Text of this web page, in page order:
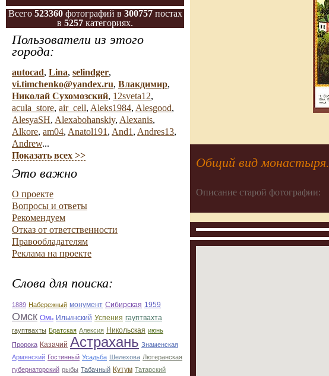
Всего 523360фотографий в 300757постах
в 5257 категориях.
Пользователи из этого
города:
autocad, Lina, selindger,
vi.timchenko@yandex.ru, Влакдимир,
Николай Сухомозский, 12sveta12,
acula_store, air_cell, Aleks1984, Alesgood,
AlesyaSH, Alexabohanskiy, Alexanis,
Alkore, am04, Anatol191 , And1 , Andres13,
Andrew...
Показать всех >>
Это важно
О проекте
Вопросы и ответы
Рекомендуем
Отказ от ответственности
Правообладателям
Реклама на проекте
Слова для поиска:
1889 Набережный монумент Сибирская 1959
Омск Омь Ильинский Успения гауптвахта
гауптвахты Братская Алексия Никольская июнь
Пророка Казачий Астрахань Знаменская
Армянский Гостинный Усадьба Шелехова Лютеранская
губернаторский рыбы Табачный Кутум Татарский
Общий вид монастыря.
Описание старой фотографии: